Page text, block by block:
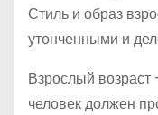
Стиль и образ
утонченными и
Взрослый
человек должен